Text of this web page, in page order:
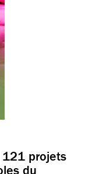
121 projets
du